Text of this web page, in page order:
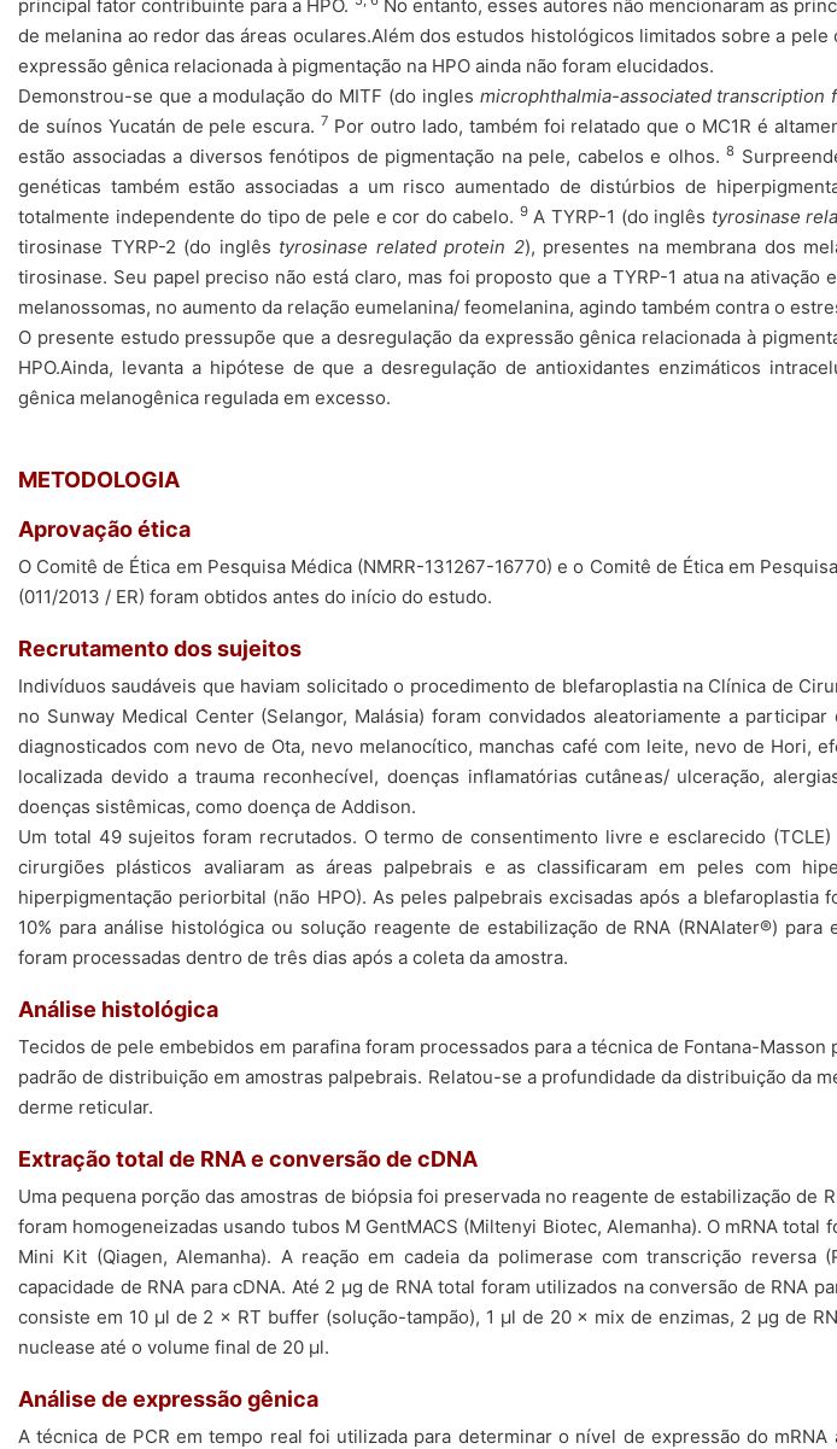
principal fator contribuinte para a HPO.
No entanto, esses autores não mencionaram as
de melanina ao redor das áreas oculares.Além dos estudos histológicos limitados sobre a pele
expressão gênica relacionada à pigmentação na HPO ainda não foram elucidados.
Demonstrou-se que a modulação do MITF (do ingles microphthalmia-associated transcription
de suínos Yucatán de pele escura. 7 Por outro lado, também foi relatado que o MC1R é
estão associadas a diversos fenótipos de pigmentação na pele, cabelos e olhos.8
genéticas também estão associadas a um risco aumentado de distúrbios de
totalmente independente do tipo de pele e cor do cabelo. 9A TYRP-1 (do inglês tyrosinase
tirosinase TYRP-2 (do inglês tyrosinase related protein 2), presentes na membrana dos
tirosinase. Seu papel preciso não está claro, mas foi proposto que a TYRP-1 atua na ativação
melanossomas, no aumento da relação eumelanina/ feomelanina, agindo também contra o
O presente estudo pressupõe que a desregulação da expressão gênica relacionada à
HPO.Ainda, levanta a hipótese de que a desregulação de antioxidantes enzimáticos
gênica melanogênica regulada em excesso.
METODOLOGIA
Aprovação ética
O Comitê de Ética em Pesquisa Médica (NMRR-131267-16770) e o Comitê de Ética em
(011/2013 / ER) foram obtidos antes do início do estudo.
Recrutamento dos sujeitos
Indivíduos saudáveis que haviam solicitado o procedimento de blefaroplastia na Clínica de
no Sunway Medical Center (Selangor, Malásia) foram convidados aleatoriamente a
diagnosticados com nevo de Ota, nevo melanocítico, manchas café com leite, nevo de Hori,
localizada devido a trauma reconhecível, doenças inflamatórias cutâneas/ ulceração,
doenças sistêmicas, como doença de Addison.
Um total 49 sujeitos foram recrutados. O termo de consentimento livre e esclarecido
cirurgiões plásticos avaliaram as áreas palpebrais e as classificaram em peles com
hiperpigmentação periorbital (não HPO). As peles palpebrais excisadas após a blefaroplastia
10% para análise histológica ou solução reagente de estabilização de RNA (RNAlater®)
foram processadas dentro de três dias após a coleta da amostra.
Análise histológica
Tecidos de pele embebidos em parafina foram processados para a técnica de Fontana-
padrão de distribuição em amostras palpebrais. Relatou-se a profundidade da distribuição da
derme reticular.
Extração total de RNA e conversão de cDNA
Uma pequena porção das amostras de biópsia foi preservada no reagente de estabilização de
foram homogeneizadas usando tubos M GentMACS (Miltenyi Biotec, Alemanha). O mRNA total
Mini Kit (Qiagen, Alemanha). A reação em cadeia da polimerase com transcrição reversa
capacidade de RNA para cDNA. Até 2 µg de RNA total foram utilizados na conversão de RNA
consiste em 10 µl de 2 × RT buffer (solução-tampão), 1 µl de 20 × mix de enzimas, 2 µg de
nuclease até o volume final de 20 µl.
Análise de expressão gênica
A técnica de PCR em tempo real foi utilizada para determinar o nível de expressão do mRNA